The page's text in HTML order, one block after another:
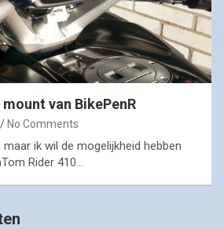
van BikePenR
No Comments
ik wil de mogelijkheid hebben
Rider 410…